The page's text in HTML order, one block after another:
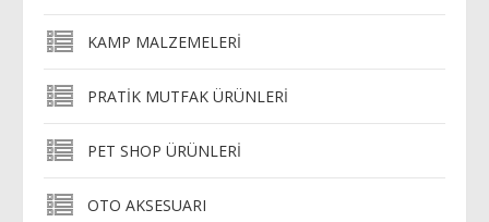
KAMP MALZEMELERI
PRATIK MUTFAK ÜRÜNLERI
PET SHOP ÜRÜNLERI
OTO AKSESUARI